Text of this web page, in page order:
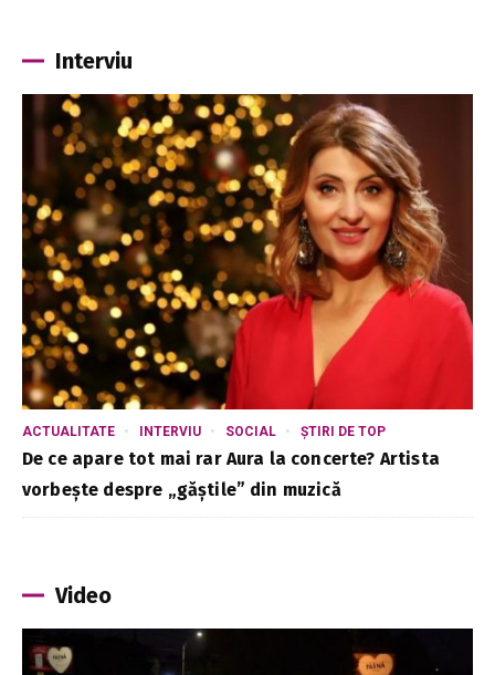
Interviu
ACTUALITATE INTERVIU SOCIAL ȘTIRI DE TOP
De ce apare tot mai rar Aura la concerte? Artista
vorbește despre „găștile” din muzică
Video